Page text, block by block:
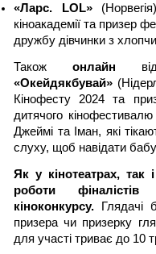
«Ларс. LOL»
кіноакадемії та призер
дружбу дівчинки з
Також онлайн
«Окейдякбувай»
Кінофесту 2024 та
дитячого кінофестивалю
Джеймі та Іман, які
слуху, щоб навідати
Як у кінотеатрах,
роботи
кіноконкурсу.
Глядачі
призера чи призерку
для участі триває до 10